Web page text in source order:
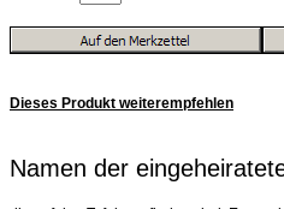
Dieses Produkt weiterempfehlen
Namen der